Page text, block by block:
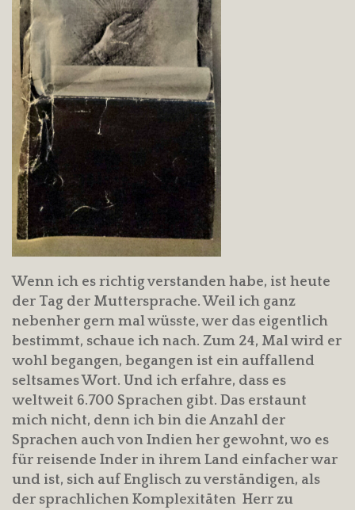
Wenn ich es richtig verstanden habe, ist heute
der Tag der Muttersprache. Weil ich ganz
nebenher gern mal wüsste, wer das eigentlich
bestimmt, schaue ich nach. Zum 24, Mal wird er
wohl begangen, begangen ist ein auffallend
seltsames Wort. Und ich erfahre, dass es
weltweit 6.700 Sprachen gibt. Das erstaunt
mich nicht, denn ich bin die Anzahl der
Sprachen auch von Indien her gewohnt, wo es
für reisende Inder in ihrem Land einfacher war
und ist, sich auf Englisch zu verständigen, als
der sprachlichen Komplexitäten Herr zu